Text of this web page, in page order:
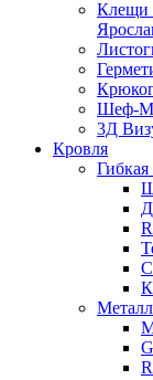
Клещи
Шеф-
3Д
Кровля
Гибкая